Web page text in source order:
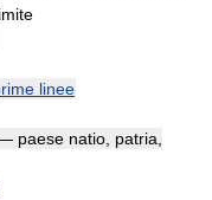
linee
paese natio, patria,